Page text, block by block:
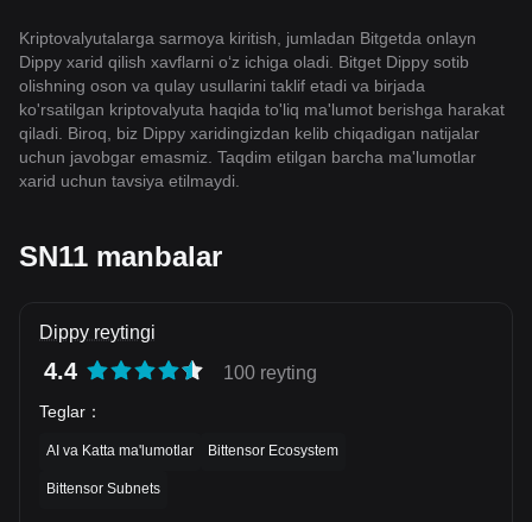
Kriptovalyutalarga sarmoya kiritish, jumladan Bitgetda onlayn
Dippy xarid qilish xavflarni o‘z ichiga oladi. Bitget Dippy sotib
olishning oson va qulay usullarini taklif etadi va birjada
ko'rsatilgan kriptovalyuta haqida to'liq ma'lumot berishga harakat
qiladi. Biroq, biz Dippy xaridingizdan kelib chiqadigan natijalar
uchun javobgar emasmiz. Taqdim etilgan barcha ma'lumotlar
xarid uchun tavsiya etilmaydi.
SN11 manbalar
Dippy reytingi
4.4 100 reyting
Teglar ：
AI va Katta ma'lumotlar Bittensor Ecosystem
Bittensor Subnets